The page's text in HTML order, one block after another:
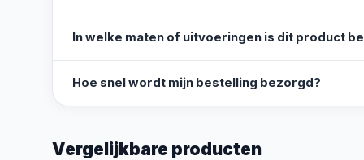
In welke maten of uitvoeringen is dit product
Hoe snel wordt mijn bestelling bezorgd?
Vergelijkbare producten